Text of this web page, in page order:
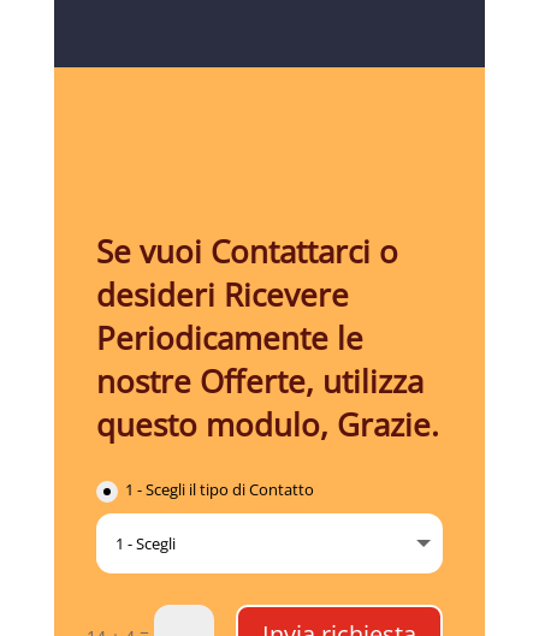
Se vuoi Contattarci o
desideri Ricevere
Periodicamente le
nostre Offerte, utilizza
questo modulo, Grazie.
1 - Scegli il tipo di Contatto